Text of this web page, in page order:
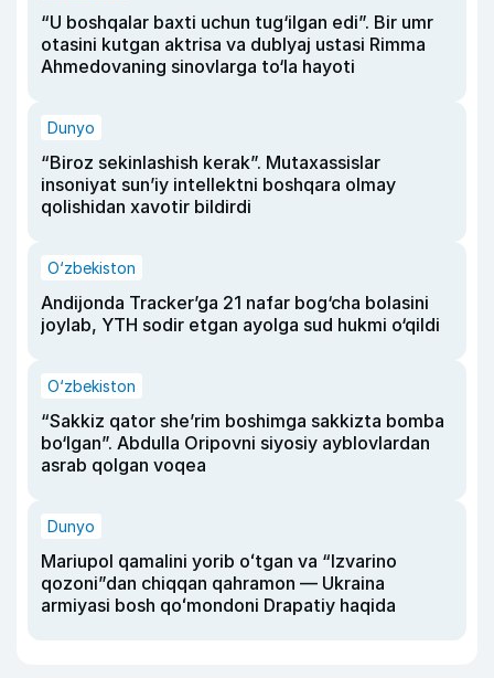
“U boshqalar baxti uchun tug‘ilgan edi”. Bir umr
otasini kutgan aktrisa va dublyaj ustasi Rimma
Ahmedovaning sinovlarga to‘la hayoti
Dunyo
“Biroz sekinlashish kerak”. Mutaxassislar
insoniyat sun’iy intellektni boshqara olmay
qolishidan xavotir bildirdi
O‘zbekiston
Andijonda Tracker’ga 21 nafar bog‘cha bolasini
joylab, YTH sodir etgan ayolga sud hukmi o‘qildi
O‘zbekiston
“Sakkiz qator she’rim boshimga sakkizta bomba
bo‘lgan”. Abdulla Oripovni siyosiy ayblovlardan
asrab qolgan voqea
Dunyo
Mariupol qamalini yorib oʻtgan va “Izvarino
qozoni”dan chiqqan qahramon — Ukraina
armiyasi bosh qoʻmondoni Drapatiy haqida